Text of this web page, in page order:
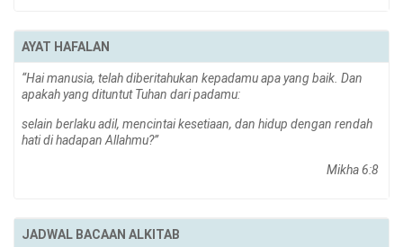
AYAT HAFALAN
“Hai manusia, telah diberitahukan kepadamu apa yang baik. Dan
apakah yang dituntut Tuhan dari padamu:
selain berlaku adil, mencintai kesetiaan, dan hidup dengan rendah
hati di hadapan Allahmu?”
Mikha 6:8
JADWAL BACAAN ALKITAB